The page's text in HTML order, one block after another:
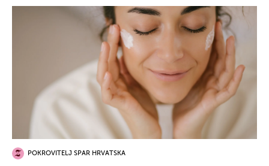
POKROVITELJ SPAR HRVATSKA